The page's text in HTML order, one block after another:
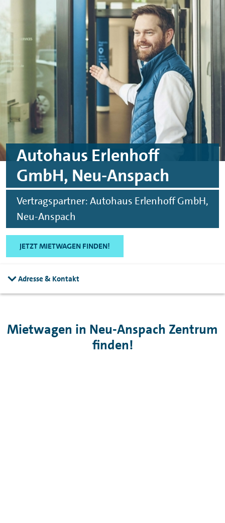
Skip to main content
Skip to footer
Autohaus Erlenhoff
GmbH, Neu-Anspach
Vertragspartner: Autohaus Erlenhoff GmbH,
Neu-Anspach
JETZT MIETWAGEN FINDEN!
Adresse & Kontakt
Mietwagen in Neu-Anspach Zentrum
finden!